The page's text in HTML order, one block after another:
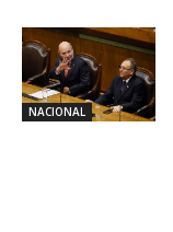
NACIONAL